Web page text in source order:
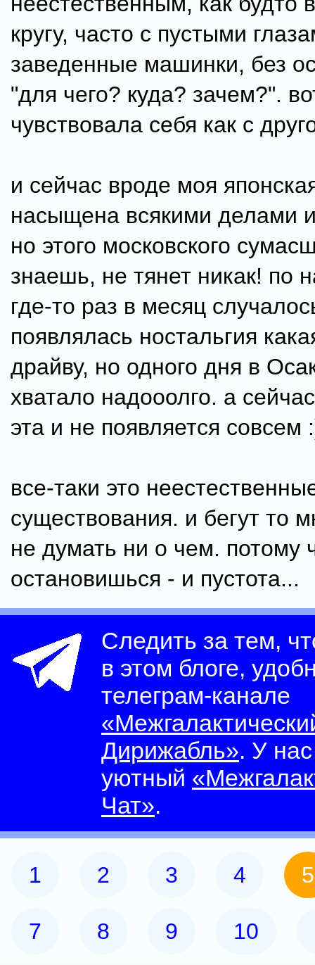
кругу, часто с пустыми
заведенные машинки, без
"для чего? куда? зачем?".
чувствовала себя как с
и сейчас вроде моя
насыщена всякими делами
но этого московского
знаешь, не тянет никак! по
где-то раз в месяц
появлялась ностальгия
драйву, но одного дня в
хватало надооолго. а
эта и не появляется совсем
все-таки это
существования. и бегут то
не думать ни о чем. потому
остановишься - и пустота...
Следить за тем,
в этом блоге,
телеграм-канале
Дирижабль». У
уютный
Чат».
1 2 3 4 5
7 8 9 10